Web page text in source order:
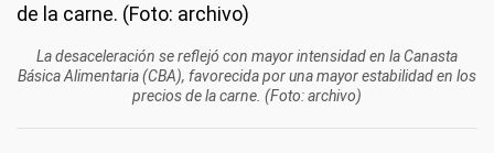
La desaceleración se reflejó con mayor intensidad en la Canasta
Básica Alimentaria (CBA), favorecida por una mayor estabilidad en los
precios de la carne. (Foto: archivo)